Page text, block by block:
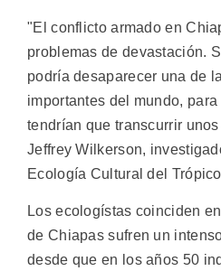
"El conflicto armado en
problemas de devastación.
podría desaparecer una de
importantes del mundo,
tendrían que transcurrir
Jeffrey Wilkerson,
Ecología Cultural del
Los ecologístas coinciden
de Chiapas sufren un
desde que en los años 50